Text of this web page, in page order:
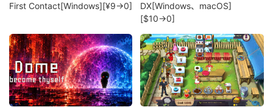
First Contact[Windows][¥9→0]
DX[Windows、macOS]
[$10→0]